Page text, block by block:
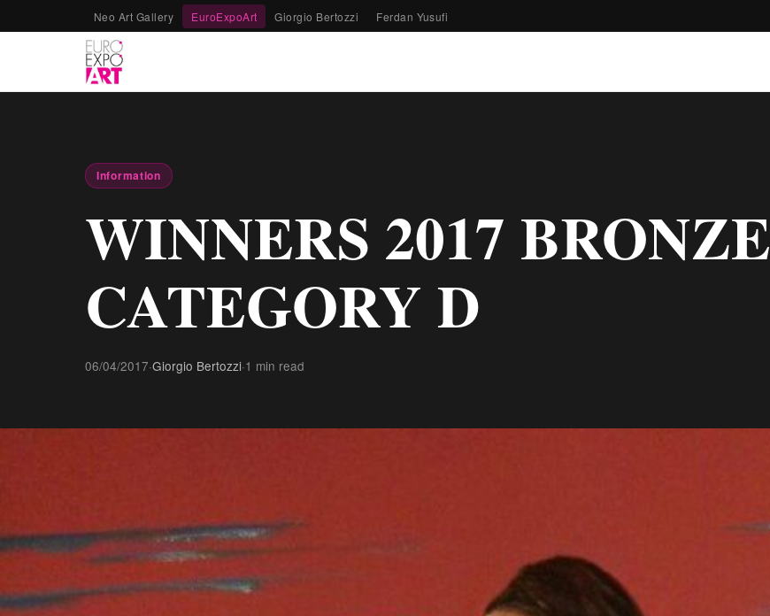
Neo Art Gallery EuroExpoArt Giorgio Bertozzi Ferdan Yusufi
Information
WINNERS 2017 BRONZE
CATEGORY D
06/04/2017·Giorgio Bertozzi·1 min read